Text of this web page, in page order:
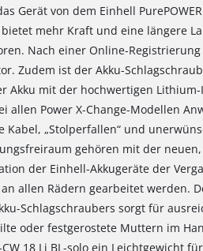
Gerät von dem Einhell
mehr Kraft und eine längere
Nach einer Online-
Zudem ist der Akku-
Akku mit der hochwertigen
allen Power X-Change-Modellen
Kabel, „Stolperfallen“ und
gehören mit der
der Einhell-Akkugeräte der
allen Rädern gearbeitet werden.
Schlagschraubers sorgt für
oder festgerostete Muttern im
18 Li BL-solo ein Leichtgewicht